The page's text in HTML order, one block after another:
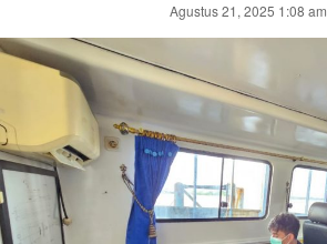
Agustus 21, 2025 1:08 am